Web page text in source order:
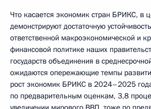
Что касается экономик стран БРИКС, в
демонстрируют достаточную
ответственной макроэкономической и
финансовой политике наших
государств объединения в
ожидаются опережающие темпы
рост экономик БРИКС в 2024–2025
по предварительным оценкам, 3,8